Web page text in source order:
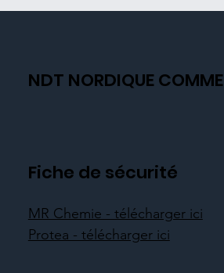
NDT NORDIQUE COMME
Fiche de sécurité
MR Chemie - télécharger ici
Protea - télécharger ici